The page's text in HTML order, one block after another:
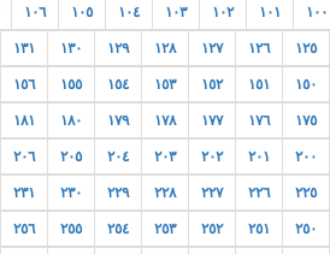
١٠٠ ١٠١ ١٠٢ ١٠٣ ١٠٤ ١٠٥ ١٠٦
١٢٥ ١٢٦ ١٢٧ ١٢٨ ١٢٩ ١٣٠ ١٣١
١٥٠ ١٥١ ١٥٢ ١٥٣ ١٥٤ ١٥٥ ١٥٦
١٧٥ ١٧٦ ١٧٧ ١٧٨ ١٧٩ ١٨٠ ١٨١
٢٠٠ ٢٠١ ٢٠٢ ٢٠٣ ٢٠٤ ٢٠٥ ٢٠٦
٢٢٥ ٢٢٦ ٢٢٧ ٢٢٨ ٢٢٩ ٢٣٠ ٢٣١
٢٥٠ ٢٥١ ٢٥٢ ٢٥٣ ٢٥٤ ٢٥٥ ٢٥٦